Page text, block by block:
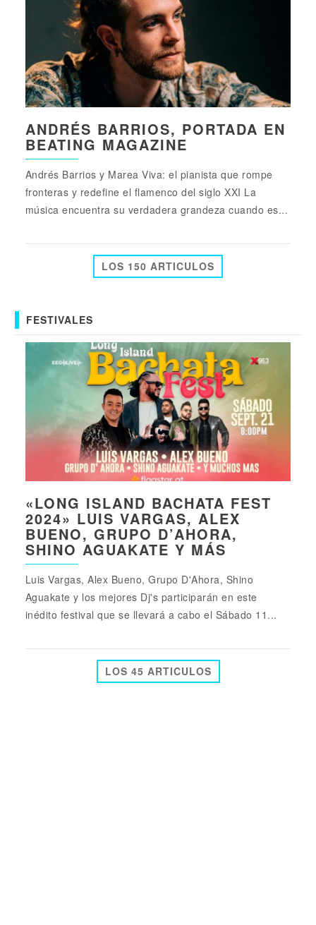
ANDRÉS BARRIOS, PORTADA EN
BEATING MAGAZINE
Andrés Barrios y Marea Viva: el pianista que rompe
fronteras y redefine el flamenco del siglo XXI La
música encuentra su verdadera grandeza cuando es...
LOS 150 ARTICULOS
FESTIVALES
«LONG ISLAND BACHATA FEST
2024» LUIS VARGAS, ALEX
BUENO, GRUPO D’AHORA,
SHINO AGUAKATE Y MÁS
Luis Vargas, Alex Bueno, Grupo D'Ahora, Shino
Aguakate y los mejores Dj's participarán en este
inédito festival que se llevará a cabo el Sábado 11...
LOS 45 ARTICULOS